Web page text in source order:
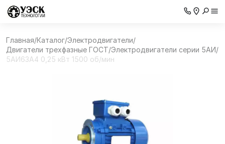
Главная/Каталог/Электродвигатели/
Двигатели трехфазные ГОСТ/Электродвигатели серии 5АИ/
5АИ63А4 0,25 кВт 1500 об/мин